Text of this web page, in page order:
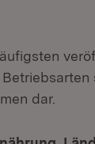
dar.